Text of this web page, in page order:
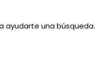
ayudarte una búsqueda.